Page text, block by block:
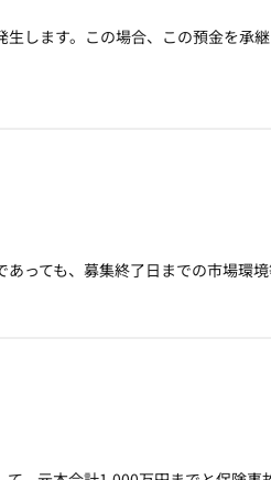
します。この場合、この預金を承
っても、募集終了日までの市場環